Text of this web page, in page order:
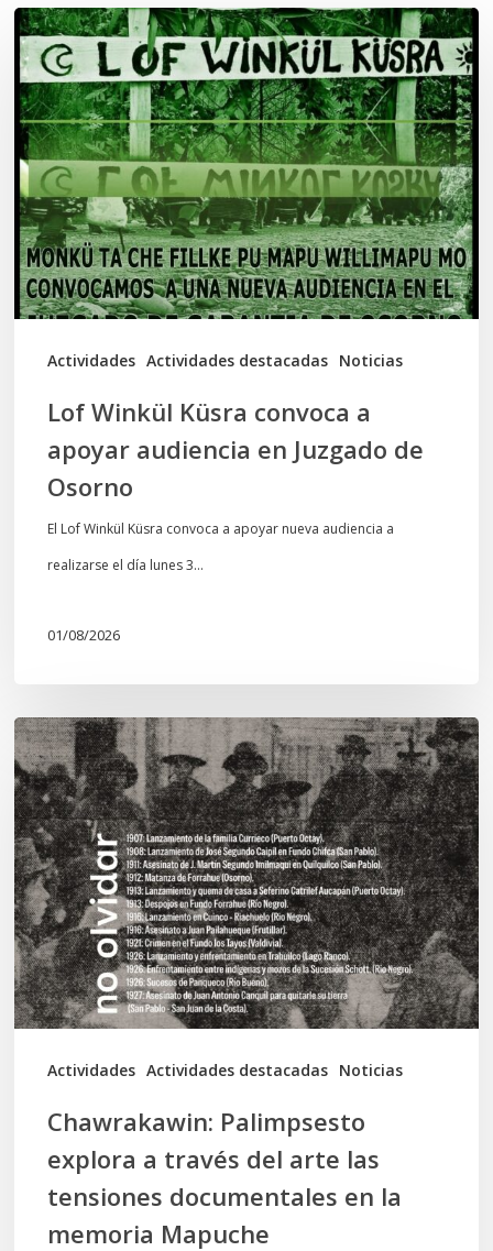
Actividades Actividades destacadas Noticias
Lof
Winkül
Küsra
convoca
a
apoyar
audiencia
en
Juzgado
Lof Winkül Küsra convoca a
apoyar audiencia en Juzgado de
Osorno
El Lof Winkül Küsra convoca a apoyar nueva audiencia a
realizarse el día lunes 3…
01/08/2026
Actividades Actividades destacadas Noticias
Chawrakawin:
Palimpsesto
explora
a
través
del
arte
las
tensiones
documentales
memoria
Mapuche
Chawrakawin: Palimpsesto
explora a través del arte las
tensiones documentales en la
memoria Mapuche